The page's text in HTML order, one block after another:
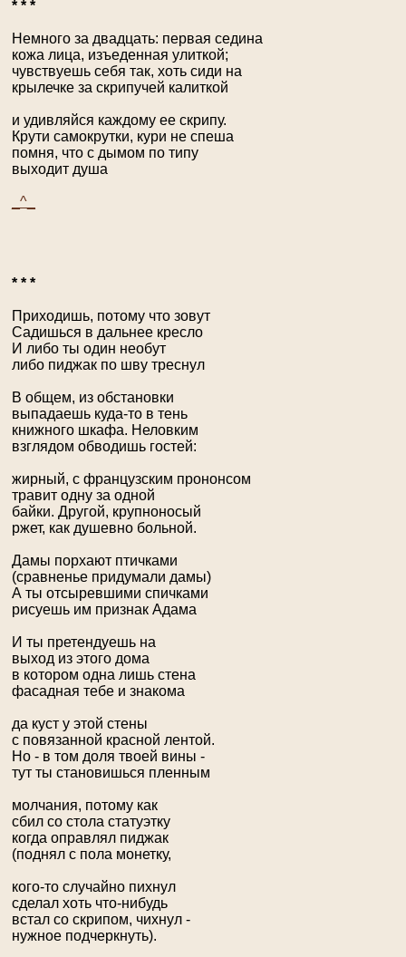
* * *
Немного за двадцать: первая седина
кожа лица, изъеденная улиткой;
чувствуешь себя так, хоть сиди на
крылечке за скрипучей калиткой
и удивляйся каждому ее скрипу.
Крути самокрутки, кури не спеша
помня, что с дымом по типу
выходит душа
_^_
* * *
Приходишь, потому что зовут
Садишься в дальнее кресло
И либо ты один необут
либо пиджак по шву треснул
В общем, из обстановки
выпадаешь куда-то в тень
книжного шкафа. Неловким
взглядом обводишь гостей:
жирный, с французским прононсом
травит одну за одной
байки. Другой, крупноносый
ржет, как душевно больной.
Дамы порхают птичками
(сравненье придумали дамы)
А ты отсыревшими спичками
рисуешь им признак Адама
И ты претендуешь на
выход из этого дома
в котором одна лишь стена
фасадная тебе и знакома
да куст у этой стены
с повязанной красной лентой.
Но - в том доля твоей вины -
тут ты становишься пленным
молчания, потому как
сбил со стола статуэтку
когда оправлял пиджак
(поднял с пола монетку,
кого-то случайно пихнул
сделал хоть что-нибудь
встал со скрипом, чихнул -
нужное подчеркнуть).